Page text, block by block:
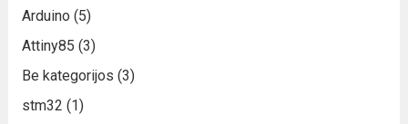
Arduino (5)
Attiny85 (3)
Be kategorijos (3)
stm32 (1)